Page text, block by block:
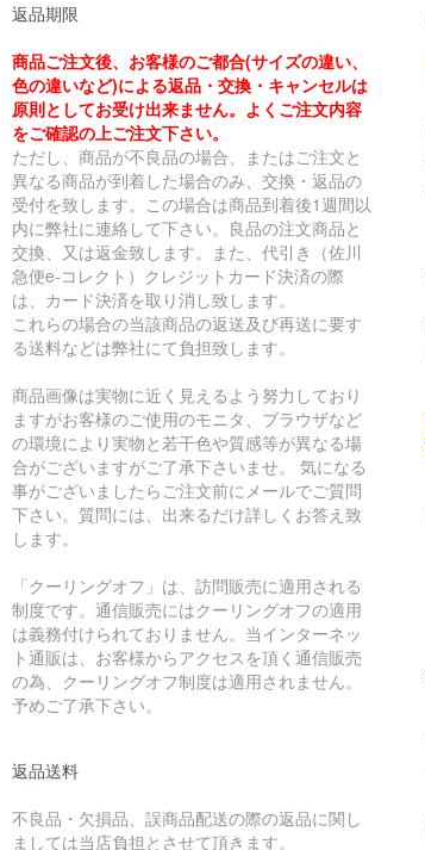
返品期限
商品ご注文後、お客様のご都合(サイズの違い、
色の違いなど)による返品・交換・キャンセルは
原則としてお受け出来ません。よくご注文内容
をご確認の上ご注文下さい。
ただし、商品が不良品の場合、またはご注文と
異なる商品が到着した場合のみ、交換・返品の
受付を致します。この場合は商品到着後1週間以
内に弊社に連絡して下さい。良品の注文商品と
交換、又は返金致します。また、代引き（佐川
急便e-コレクト）クレジットカード決済の際
は、カード決済を取り消し致します。
これらの場合の当該商品の返送及び再送に要す
る送料などは弊社にて負担致します。
商品画像は実物に近く見えるよう努力しており
ますがお客様のご使用のモニタ、ブラウザなど
の環境により実物と若干色や質感等が異なる場
合がございますがご了承下さいませ。 気になる
事がございましたらご注文前にメールでご質問
下さい。質問には、出来るだけ詳しくお答え致
します。
「クーリングオフ」は、訪問販売に適用される
制度です。通信販売にはクーリングオフの適用
は義務付けられておりません。当インターネッ
ト通販は、お客様からアクセスを頂く通信販売
の為、クーリングオフ制度は適用されません。
予めご了承下さい。
返品送料
不良品・欠損品、誤商品配送の際の返品に関し
ましては当店負担とさせて頂きます。